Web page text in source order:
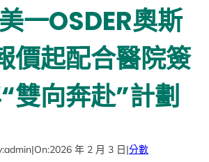
一OSDER奧斯
價起配合醫院簽
雙向奔赴”計劃
admin|On:2026 年 2 月 3 日|分數